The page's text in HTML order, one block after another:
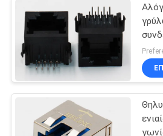
ΖΗΤΉΣΤΕ
ΈΝΑ
ΑΠΌΣΠΑΣΜΑ
SITEMAP
PCB Rj45